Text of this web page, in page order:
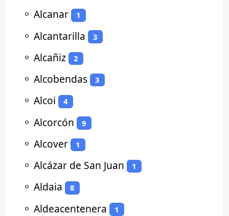
⚬ Alcanar 1
⚬ Alcantarilla 3
⚬ Alcañiz 2
⚬ Alcobendas 3
⚬ Alcoi 4
⚬ Alcorcón 9
⚬ Alcover 1
⚬ Alcázar de San Juan 1
⚬ Aldaia 8
⚬ Aldeacentenera 1